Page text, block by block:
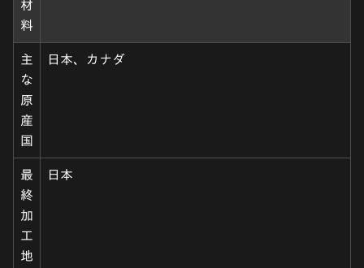
材
料
主
な
原
産
国
日本、カナダ
最
終
加
工
地
日本